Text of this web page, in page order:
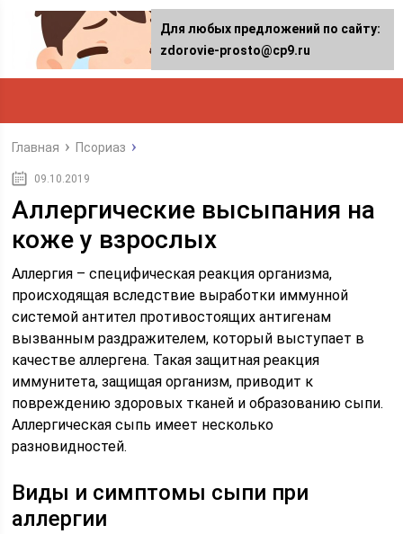
Главная Псориаз
09.10.2019
Аллергические высыпания на
коже у взрослых
Аллергия – специфическая реакция организма,
происходящая вследствие выработки иммунной
системой антител противостоящих антигенам
вызванным раздражителем, который выступает в
качестве аллергена. Такая защитная реакция
иммунитета, защищая организм, приводит к
повреждению здоровых тканей и образованию сыпи.
Аллергическая сыпь имеет несколько
разновидностей.
Виды и симптомы сыпи при
аллергии
Для любых предложений по сайту:
zdorovie-prosto@cp9.ru